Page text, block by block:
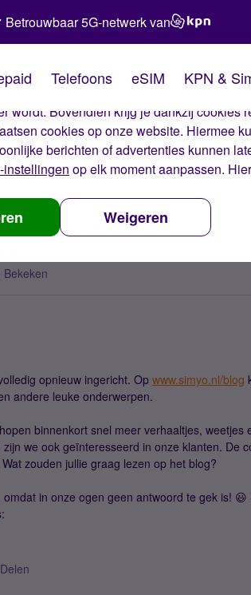
van Simyo
op onze website. Met deze cookies
wordt. Bovendien krijg je dankzij cookies
cookies op onze website. Hiermee
berichten of advertenties kunnen
instellingen op elk moment aanpassen.
Weigeren
Betrouwbaar 5G-netwerk van
Telefoons eSIM KPN &
Bekeken
opnieuw ingericht. Op www.simyo.nl/blog
andere leuke onderwerpen.
binnenkort snel meer verhaaltjes, weetjes
we ook geïnteresseerd in onze klanten. De
zouden jullie graag lezen op het blog?
in onze ogen geen antwoord te gek is! 😃
Delen